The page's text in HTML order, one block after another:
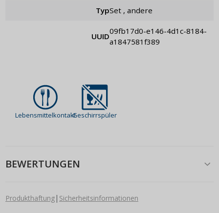
Typ Set , andere
UUID
09fb17d0-e146-4d1c-8184-
a1847581f389
LebensmittelkontaktGeschirrspüler
BEWERTUNGEN
Produkthaftung| Sicherheitsinformationen